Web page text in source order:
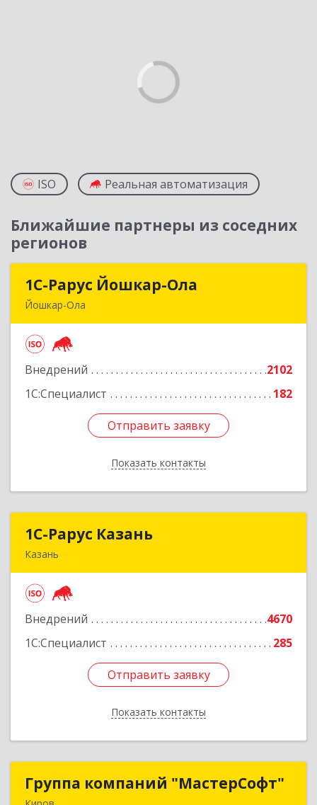
ISO Реальная автоматизация
Ближайшие партнеры из соседних
регионов
1С-Рарус Йошкар-Ола
Йошкар-Ола
Внедрений
2102
1С:Специалист
182
Отправить заявку
Показать контакты
1С-Рарус Йошкар-Ола
Подробнее
Отправить заявку
Назад
1С-Рарус Казань
Казань
Внедрений
4670
1С:Специалист
285
Отправить заявку
Показать контакты
Подробнее
Отправить заявку
Назад
Группа компаний "МастерСофт"
Группа компаний "МастерСофт"